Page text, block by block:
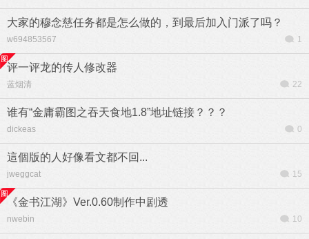
大家的穆念慈任务都是怎么做的，到最后加入门派了吗？
w694853567 1
评一评龙的传人修改器
蓝烟清 22
谁有“金庸霸图之吞天食地1.8”地址链接？？？
dickeas 0
這個版的人好像看文都不回...
jweggcat 15
《金书江湖》Ver.0.60制作中剧透
nwebin 10